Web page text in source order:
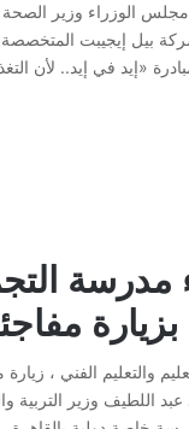
الوزراء وزير الصحة
شركة بيل إيجيبت
«إيد في إيد.. لأن
مدرسة
والتعليم الفني ،
اللطيف وزير التربية